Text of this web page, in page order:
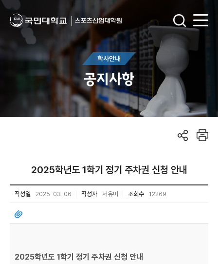
학사안내
공지사항
2025학년도 1학기 정기 주차권 신청 안내
작성일 2025-03-06 작성자 서유미 조회수 12269
2025학년도 1학기 정기 주차권 신청 안내